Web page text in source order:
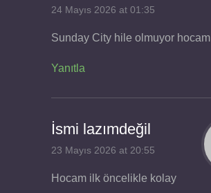
24 Mayıs 2026 at 01:35
Sunday City hile olmuyor hocam
Yanıtla
İsmi lazımdeğil
23 Mayıs 2026 at 20:55
Hocam ilk öncelikle kolay